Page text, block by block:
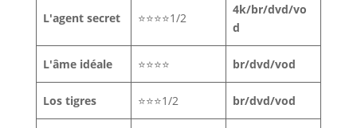
L'agent secret ⭐⭐⭐⭐1/2
4k/br/dvd/vo
d
L'âme idéale ⭐⭐⭐⭐ br/dvd/vod
Los tigres ⭐⭐⭐1/2 br/dvd/vod